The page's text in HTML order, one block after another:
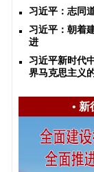
习近平：志同
习近平：朝着
进
习近平新时代
界马克思主义
• 新